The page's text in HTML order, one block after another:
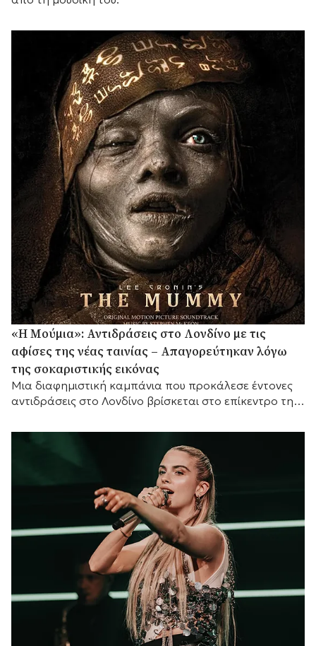
«Η Μούμια»: Αντιδράσεις στο Λονδίνο με τις
αφίσες της νέας ταινίας – Απαγορεύτηκαν λόγω
της σοκαριστικής εικόνας
Μια διαφημιστική καμπάνια που προκάλεσε έντονες
αντιδράσεις στο Λονδίνο βρίσκεται στο επίκεντρο της
«Η...